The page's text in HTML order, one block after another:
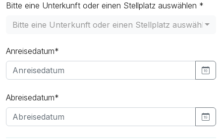
Bitte eine Unterkunft oder einen Stellplatz auswählen *
Bitte eine Unterkunft oder einen Stellplatz auswählen
Anreisedatum*
Abreisedatum*